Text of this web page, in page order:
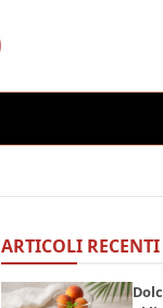
ARTICOLI RECENTI